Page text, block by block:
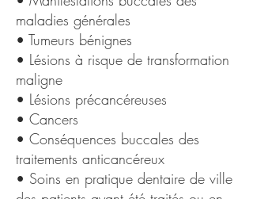
maladies générales
• Tumeurs bénignes
• Lésions à risque de transformation
maligne
• Lésions précancéreuses
• Cancers
• Conséquences buccales des
traitements anticancéreux
• Soins en pratique dentaire de ville